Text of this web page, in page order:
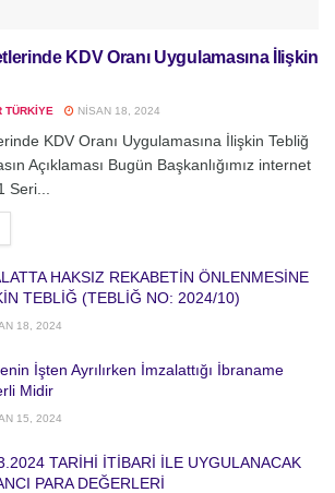
KDV Oranı Uygulamasına İlişkin
TÜRKIYE NISAN 18, 2024
KDV Oranı Uygulamasına İlişkin Tebliğ
Açıklaması Bugün Başkanlığımız internet
HAKSIZ REKABETİN ÖNLENMESİNE
TEBLİĞ (TEBLİĞ NO: 2024/10)
18, 2024
İşten Ayrılırken İmzalattığı İbraname
Midir
15, 2024
TARİHİ İTİBARİ İLE UYGULANACAK
PARA DEĞERLERİ